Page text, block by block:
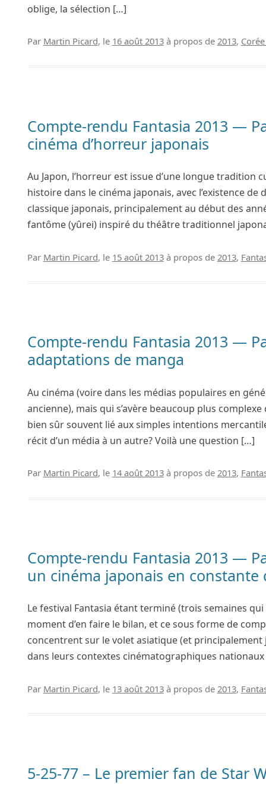
oblige, la sélection […]
Par Martin Picard, le 16 août 2013à propos de 2013,
Compte-rendu Fantasia 2013 —
cinéma d’horreur japonais
Au Japon, l’horreur est issue d’une longue
histoire dans le cinéma japonais, avec l’existence
classique japonais, principalement au début des
fantôme (yûrei) inspiré du théâtre traditionnel
Par Martin Picard, le 15 août 2013à propos de 2013,
Compte-rendu Fantasia 2013 —
adaptations de manga
Au cinéma (voire dans les médias populaires en
ancienne), mais qui s’avère beaucoup plus
bien sûr souvent lié aux simples intentions
récit d’un média à un autre? Voilà une question […]
Par Martin Picard, le 14 août 2013à propos de 2013,
Compte-rendu Fantasia 2013 —
un cinéma japonais en
Le festival Fantasia étant terminé (trois semaines
moment d’en faire le bilan, et ce sous forme de
concentrent sur le volet asiatique (et
dans leurs contextes cinématographiques
Par Martin Picard, le 13 août 2013à propos de 2013,
5-25-77 – Le premier fan de Star